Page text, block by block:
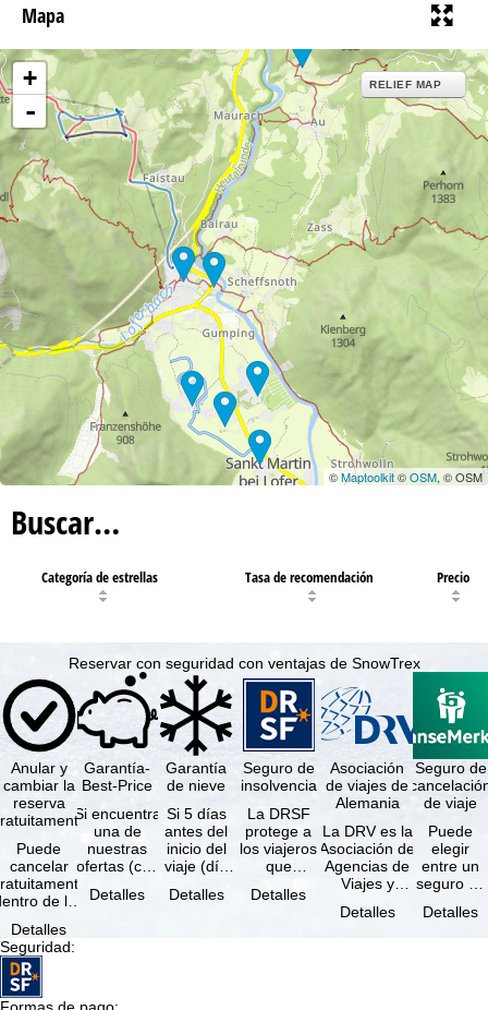
Mapa
+
-
RELIEF MAP
©Maptoolkit©OSM, © OSM
Buscar…
Categoría de estrellas Tasa de recomendación Precio
Reservar con seguridad con ventajas de SnowTrex
Anular y
cambiar la
reserva
Puede
cancelar
de los
a
reserva, …
Detalles
Garantía-
Best-Price
Si encuentra
una de
nuestras
ofertas (con
prestaciones
Detalles
Garantía
de nieve
Si 5 días
antes del
inicio del
viaje (día
ninguna de
Detalles
Seguro de
insolvencia
La DRSF
protege a
los viajeros
que
viaje
Detalles
Asociación
de viajes de
Alemania
La DRV es la
Asociación de
Agencias de
Viajes y
más grande
Detalles
Seguro de
de viaje
Puede
elegir
entre un
seguro de
de viaje
Detalles
Seguridad: